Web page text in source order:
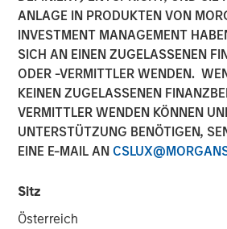
ANLAGE IN PRODUKTEN VON
INVESTMENT MANAGEMENT
SICH AN EINEN ZUGELASSENEN
ODER -VERMITTLER WENDEN.
KEINEN ZUGELASSENEN
VERMITTLER WENDEN KÖNNEN
UNTERSTÜTZUNG BENÖTIGEN,
EINE E-MAIL AN
Sitz
Österreich
Million
16 JUNI 2025
NEW YORK — June 16, 2025
Morgan Stanley Investment